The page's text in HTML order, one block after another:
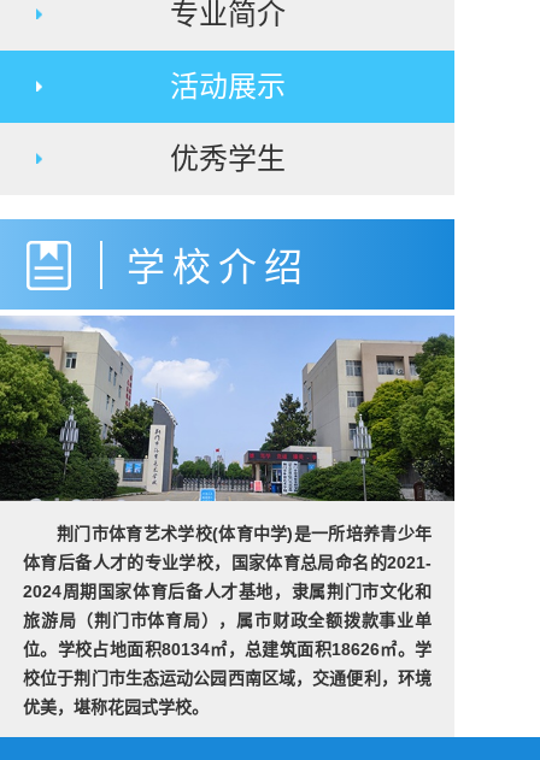
专业简介
活动展示
优秀学生
学校介绍
荆门市体育艺术学校(体育中学)是一所培养青少年
体育后备人才的专业学校，国家体育总局命名的2021-
2024周期国家体育后备人才基地，隶属荆门市文化和
旅游局（荆门市体育局），属市财政全额拨款事业单
位。学校占地面积80134㎡，总建筑面积18626㎡。学
校位于荆门市生态运动公园西南区域，交通便利，环境
优美，堪称花园式学校。